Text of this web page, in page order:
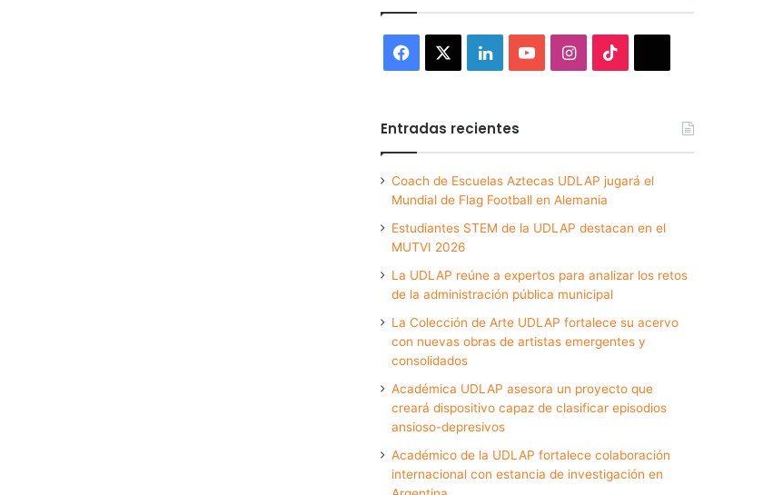
Facebook LinkedInYouTubeInstagram
Entradas recientes
Coach de Escuelas Aztecas UDLAP jugará el
Mundial de Flag Football en Alemania
Estudiantes STEM de la UDLAP destacan en el
MUTVI 2026
La UDLAP reúne a expertos para analizar los retos
de la administración pública municipal
La Colección de Arte UDLAP fortalece su acervo
con nuevas obras de artistas emergentes y
consolidados
Académica UDLAP asesora un proyecto que
creará dispositivo capaz de clasificar episodios
ansioso-depresivos
Académico de la UDLAP fortalece colaboración
internacional con estancia de investigación en